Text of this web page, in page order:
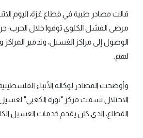
مرضى الفشل الكلوي توفوا خلال الحرب؛
الوصول إلى مراكز الغسيل، وتدمير
لهم.
وأوضحت المصادر لوكالة الأنباء
الاحتلال نسفت مركز "نورة الكعبي"
القطاع، الذي كان يقدم خدمات الغسيل